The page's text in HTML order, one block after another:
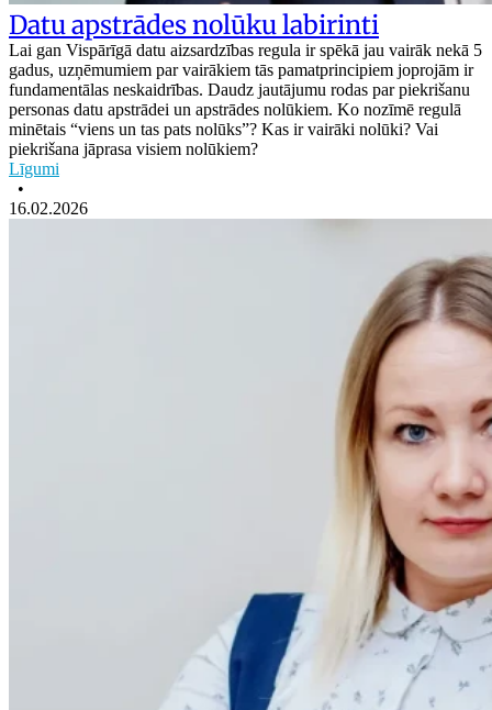
Datu apstrādes nolūku labirinti
Lai gan Vispārīgā datu aizsardzības regula ir spēkā jau vairāk nekā 5
gadus, uzņēmumiem par vairākiem tās pamatprincipiem joprojām ir
fundamentālas neskaidrības. Daudz jautājumu rodas par piekrišanu
personas datu apstrādei un apstrādes nolūkiem. Ko nozīmē regulā
minētais “viens un tas pats nolūks”? Kas ir vairāki nolūki? Vai
piekrišana jāprasa visiem nolūkiem?
Līgumi
•
16.02.2026